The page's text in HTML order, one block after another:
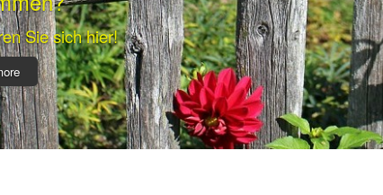
Sie sich hier!